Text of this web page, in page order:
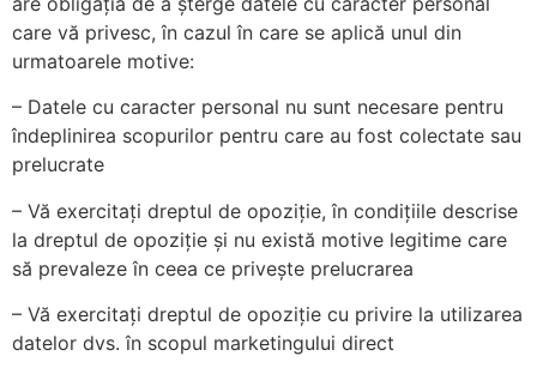
care vă privesc, în cazul în care se aplică unul din
urmatoarele motive:
– Datele cu caracter personal nu sunt necesare pentru
îndeplinirea scopurilor pentru care au fost colectate sau
prelucrate
– Vă exercitați dreptul de opoziție, în condițiile descrise
la dreptul de opoziție și nu există motive legitime care
să prevaleze în ceea ce privește prelucrarea
– Vă exercitați dreptul de opoziție cu privire la utilizarea
datelor dvs. în scopul marketingului direct